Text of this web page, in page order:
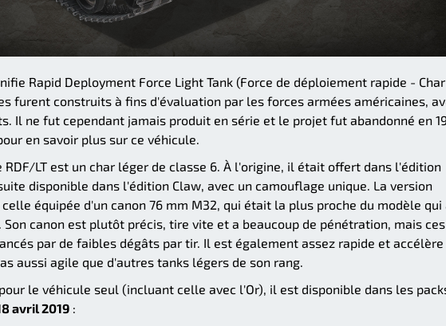
Rapid Deployment Force Light Tank (Force de déploiement rapide - Char
furent construits à fins d'évaluation par les forces armées américaines,
Il ne fut cependant jamais produit en série et le projet fut abandonné en
en savoir plus sur ce véhicule.
RDF/LT est un char léger de classe 6. À l'origine, il était offert dans l'édition
disponible dans l'édition Claw, avec un camouflage unique. La version
équipée d'un canon 76 mm M32, qui était la plus proche du modèle qui
canon est plutôt précis, tire vite et a beaucoup de pénétration, mais ces
par de faibles dégâts par tir. Il est également assez rapide et accélère
aussi agile que d'autres tanks légers de son rang.
le véhicule seul (incluant celle avec l'Or), il est disponible dans les
avril 2019 :